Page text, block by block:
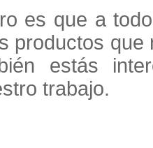
es que a
productos
estás
trabajo.